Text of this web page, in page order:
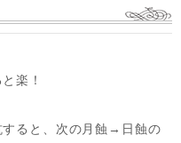
楽！
すると、次の月蝕→日蝕の